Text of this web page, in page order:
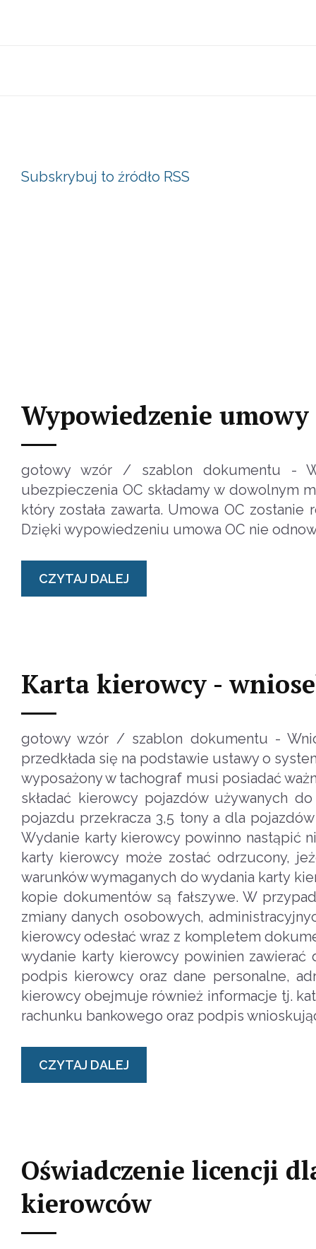
Subskrybuj to źródło RSS
Wypowiedzenie umowy
gotowy wzór / szablon dokumentu -
ubezpieczenia OC składamy w dowolnym
który została zawarta. Umowa OC
Dzięki wypowiedzeniu umowa OC nie
CZYTAJ DALEJ
Karta kierowcy -
gotowy wzór / szablon dokumentu -
przedkłada się na podstawie ustawy o
wyposażony w tachograf musi posiadać
składać kierowcy pojazdów używanych
pojazdu przekracza 3,5 tony a dla
Wydanie karty kierowcy powinno nastąpić
karty kierowcy może zostać odrzucony,
warunków wymaganych do wydania karty
kopie dokumentów są fałszywe. W
zmiany danych osobowych,
kierowcy odesłać wraz z kompletem
wydanie karty kierowcy powinien
podpis kierowcy oraz dane personalne,
kierowcy obejmuje również informacje tj.
rachunku bankowego oraz podpis
CZYTAJ DALEJ
Oświadczenie licencji
kierowców